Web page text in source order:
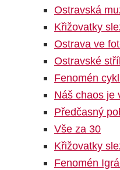
Ostravská
Křižovatky
Ostrava ve
Ostravské
Fenomén
Náš chaos je
Předčasný
Vše za 30
Křižovatky
Fenomén